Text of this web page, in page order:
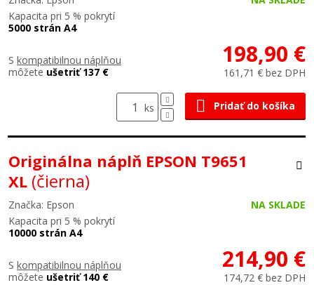
Kapacita pri 5 % pokrytí
5000 strán A4
S kompatibilnou náplňou
môžete ušetriť 137 €
198,90 €
161,71 € bez DPH
ks Pridať do košíka
Originálna náplň EPSON T9651
XL (čierna)
Značka: Epson
NA SKLADE
Kapacita pri 5 % pokrytí
10000 strán A4
S kompatibilnou náplňou
môžete ušetriť 140 €
214,90 €
174,72 € bez DPH